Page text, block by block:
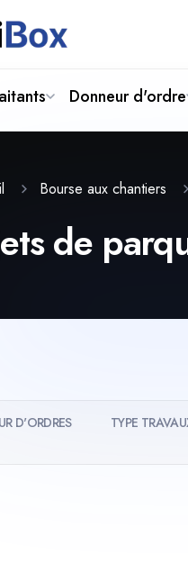
Donneur d'ordre
Bourse aux chantiers
de
D'ORDRES TYPE